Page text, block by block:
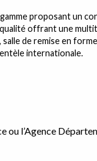
proposant un
offrant une
salle de remise en
internationale.
ou l’Agence